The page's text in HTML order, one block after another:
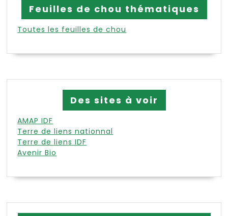
Feuilles de chou thématiques
Toutes les feuilles de chou
Des sites à voir
AMAP IDF
Terre de liens nationnal
Terre de liens IDF
Avenir Bio